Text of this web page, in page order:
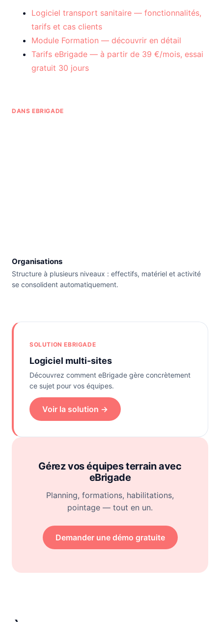
Logiciel transport sanitaire — fonctionnalités,
tarifs et cas clients
Module Formation — découvrir en détail
Tarifs eBrigade — à partir de 39 €/mois, essai
gratuit 30 jours
DANS EBRIGADE
Organisations
Structure à plusieurs niveaux : effectifs, matériel et activité
se consolident automatiquement.
SOLUTION EBRIGADE
Logiciel multi-sites
Découvrez comment eBrigade gère concrètement
ce sujet pour vos équipes.
Voir la solution →
Gérez vos équipes terrain avec
eBrigade
Planning, formations, habilitations,
pointage — tout en un.
Demander une démo gratuite